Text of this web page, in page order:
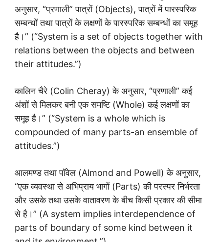
अनुसार, “प्रणाली” पात्रों (Objects), पात्रों में पारस्परिक
सम्बन्धों तथा पात्रों के लक्षणों के पारस्परिक सम्बन्धों का समूह
है।” (“System is a set of objects together with
relations between the objects and between
their attitudes.”)
कालिन चैरे (Colin Cheray) के अनुसार, “प्रणाली” कई
अंशों से मिलकर बनी एक समष्टि (Whole) कई लक्षणों का
समूह है।” (“System is a whole which is
compounded of many parts-an ensemble of
attitudes.”)
आलमण्ड तथा पॉवेल (Almond and Powell) के अनुसार,
“एक व्यवस्था से अभिप्राय भागों (Parts) की परस्पर निर्भरता
और उसके तथा उसके वातावरण के बीच किसी प्रकार की सीमा
से है।” (A system implies interdependence of
parts of boundary of some kind between it